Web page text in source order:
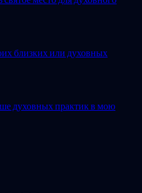
близких или духовных
духовных практик в мою